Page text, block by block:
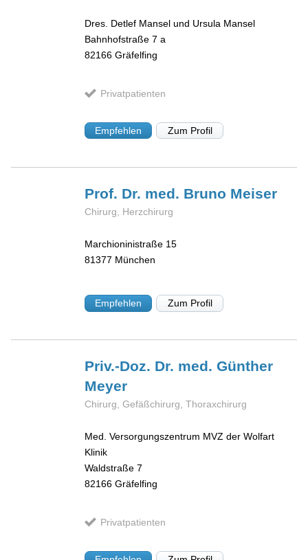
Dres. Detlef Mansel und Ursula Mansel
Bahnhofstraße 7 a
82166 Gräfelfing
Privatpatienten
Empfehlen Zum Profil
Prof. Dr. med. Bruno Meiser
Chirurg, Herzchirurg
Marchioninistraße 15
81377 München
Empfehlen Zum Profil
Priv.-Doz. Dr. med. Günther
Meyer
Chirurg, Gefäßchirurg, Thoraxchirurg
Med. Versorgungszentrum MVZ der Wolfart
Klinik
Waldstraße 7
82166 Gräfelfing
Privatpatienten